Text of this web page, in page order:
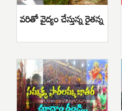
వరితో వైద్యం చేస్తున్న రైతన్న